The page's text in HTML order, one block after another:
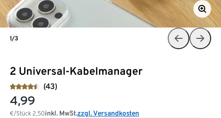
2 Universal-Kabelmanager
(43)
4,99
€/Stück 2,50inkl. MwSt.zzgl. Versandkosten
1/3